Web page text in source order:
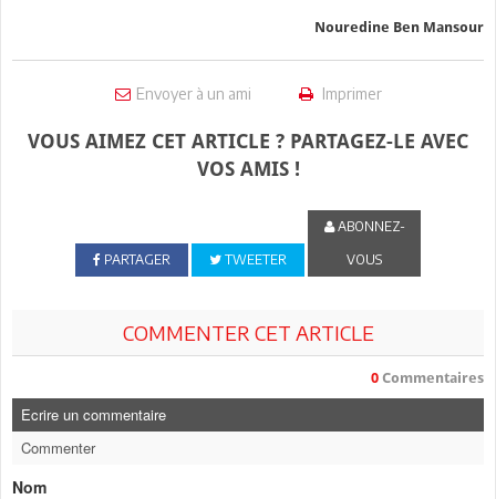
Nouredine Ben Mansour
Envoyer à un ami Imprimer
VOUS AIMEZ CET ARTICLE ? PARTAGEZ-LE AVEC
VOS AMIS !
PARTAGER TWEETER
ABONNEZ-
VOUS
COMMENTER CET ARTICLE
0 Commentaires
Ecrire un commentaire
Commenter
Nom